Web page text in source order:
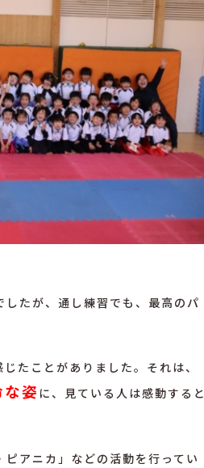
たが、通し練習でも、最高のパ
たことがありました。それは、
姿 に、見ている人は感動すると
アニカ」 などの活動を行ってい